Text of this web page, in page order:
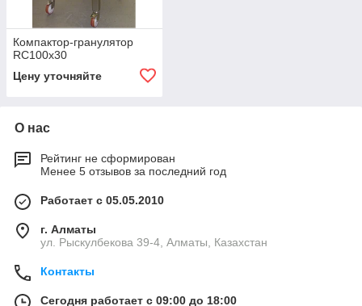
Компактор-гранулятор
RC100x30
Цену уточняйте
О нас
Рейтинг не сформирован
Менее 5 отзывов за последний год
Работает с 05.05.2010
г. Алматы
ул. Рыскулбекова 39-4, Алматы, Казахстан
Контакты
Сегодня работает с 09:00 до 18:00